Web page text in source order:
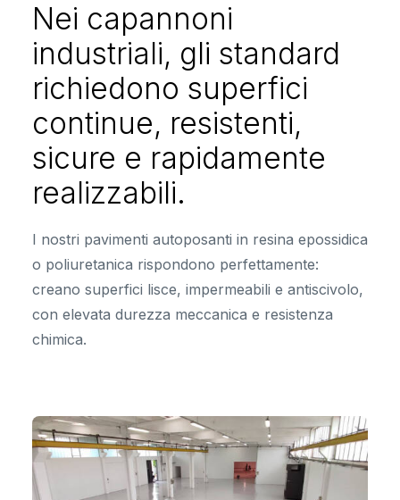
Nei capannoni
industriali, gli standard
richiedono superfici
continue, resistenti,
sicure e rapidamente
realizzabili.
I nostri pavimenti autoposanti in resina epossidica
o poliuretanica rispondono perfettamente:
creano superfici lisce, impermeabili e antiscivolo,
con elevata durezza meccanica e resistenza
chimica.